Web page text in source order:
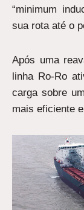
“minimum
sua rota até o
Após uma
linha Ro-Ro
carga sobre
mais eficiente